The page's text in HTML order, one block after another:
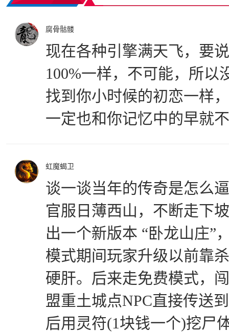
腐骨骷髅
现在各种引擎满天飞，要
100%一样，不可能，所以
找到你小时候的初恋一样
一定也和你记忆中的早就
虹魔蝎卫
谈一谈当年的传奇是怎么
官服日薄西山，不断走下
出一个新版本 “卧龙山庄”
模式期间玩家升级以前靠
硬肝。后来走免费模式，
盟重土城点NPC直接传送
后用灵符(1块钱一个)挖尸